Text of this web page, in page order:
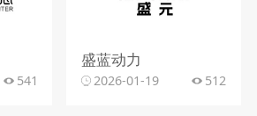
541
盛蓝动力
2026-01-19 512